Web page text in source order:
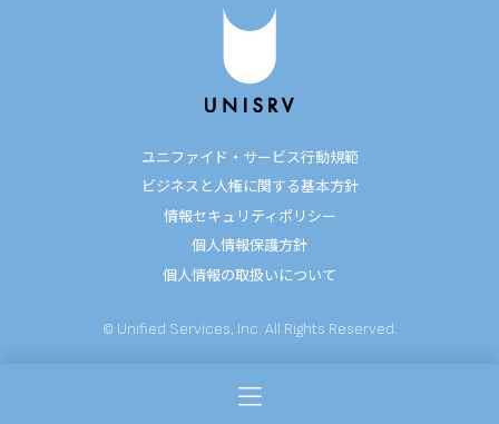
ユニファイド・サービス行動規範
ビジネスと人権に関する基本方針
情報セキュリティポリシー
個人情報保護方針
個人情報の取扱いについて
© Unified Services, Inc. All Rights Reserved.